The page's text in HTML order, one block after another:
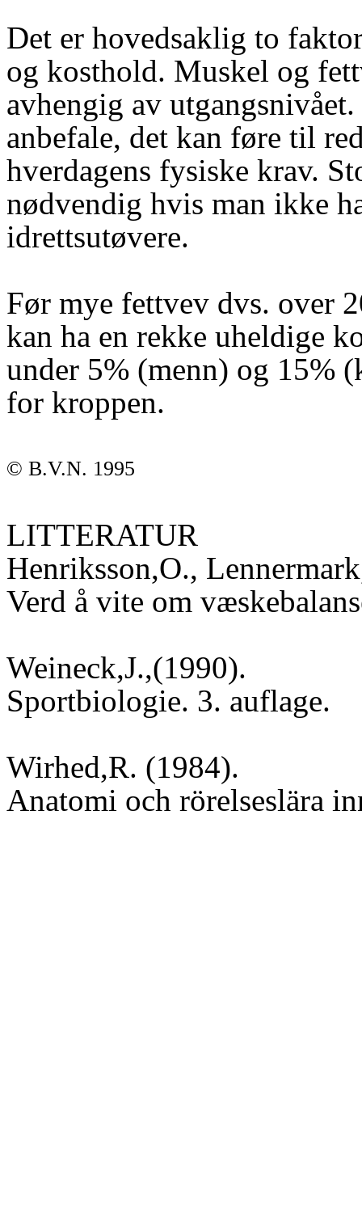
Det er hovedsaklig to
og kosthold. Muskel og
avhengig av
anbefale, det kan føre til
hverdagens fysiske krav.
nødvendig hvis man ikke
idrettsutøvere.
Før mye fettvev dvs. over
kan ha en rekke uheldige
under 5% (menn) og 15%
for kroppen.
© B.V.N. 1995
LITTERATUR
Henriksson,O.,
Verd å vite om
Weineck,J.,(1990).
Sportbiologie. 3. auflage.
Wirhed,R. (1984).
Anatomi och rörelseslära